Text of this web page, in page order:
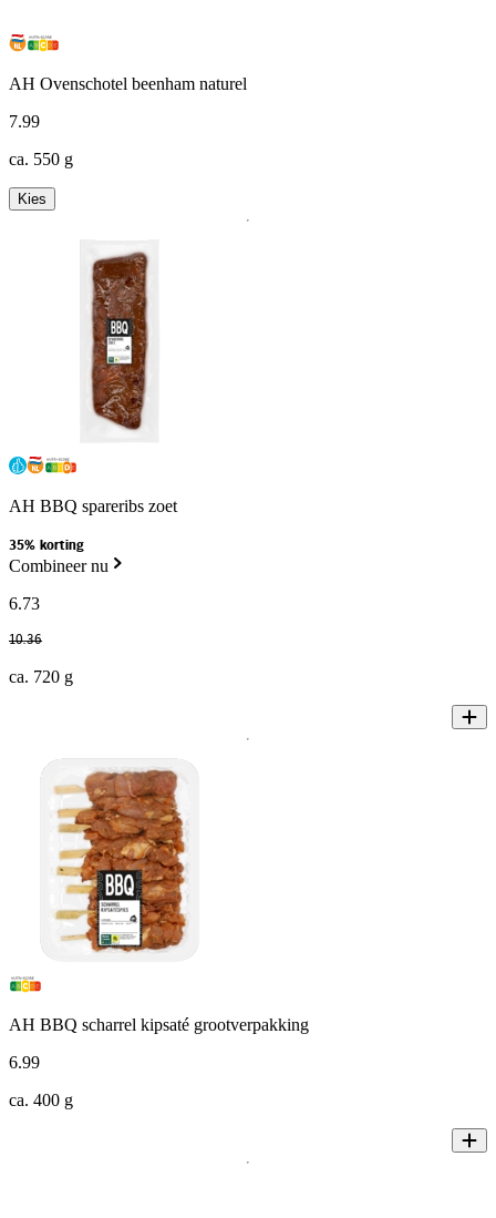
AH Ovenschotel beenham naturel
7.99
ca. 550 g
Kies
AH BBQ spareribs zoet
35% korting
Combineer nu
6.73
10.36
ca. 720 g
AH BBQ scharrel kipsaté grootverpakking
6.99
ca. 400 g